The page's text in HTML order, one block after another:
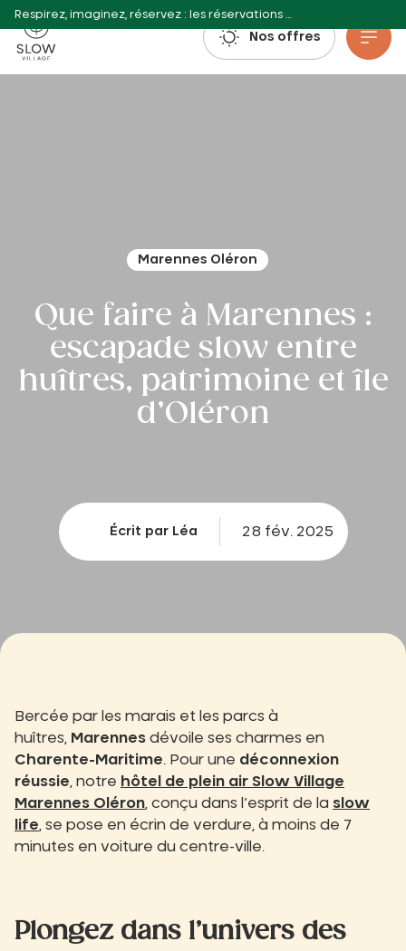
Slow Village
Nos offres
Marennes Oléron
Que faire à Marennes :
escapade slow entre
huîtres, patrimoine et île
d’Oléron
Écrit par Léa 28 fév. 2025
Bercée par les marais et les parcs à
huîtres,
Marennes dévoile ses charmes en
Charente-Maritime. Pour une déconnexion
réussie , notre hôtel de plein air Slow Village
Marennes Oléron , conçu dans l’esprit de la slow
life , se pose en écrin de verdure, à moins de 7
minutes en voiture du centre-ville.
Plongez dans l’univers des